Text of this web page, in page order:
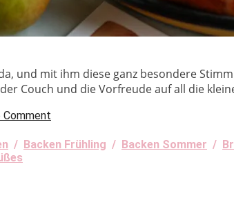
und mit ihm diese ganz besondere
Couch und die Vorfreude auf all die
Comment
/ Backen Frühling / Backen Sommer /